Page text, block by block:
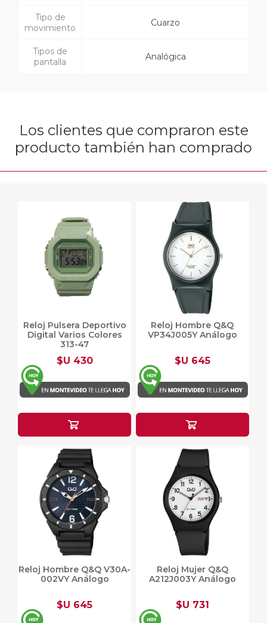
Tipo de
movimiento
Cuarzo
Tipos de
pantalla
Analógica
Los clientes que compraron este
producto también han comprado
Reloj Pulsera Deportivo
Digital Varios Colores
313-47
$U 430
Reloj Hombre Q&Q
VP34J005Y Análogo
$U 645
Reloj Hombre Q&Q V30A-
002VY Análogo
$U 645
Reloj Mujer Q&Q
A212J003Y Análogo
$U 731